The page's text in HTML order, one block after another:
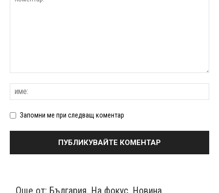
Запомни ме при следващ коментар